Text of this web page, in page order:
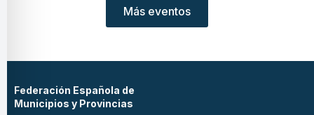
Más eventos
Federación Española de
Municipios y Provincias